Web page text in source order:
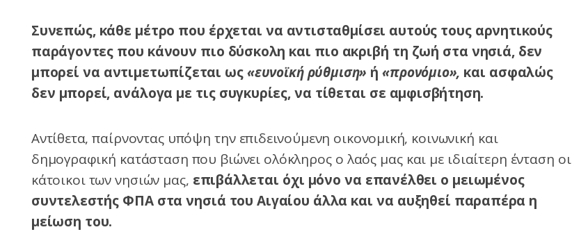
Συνεπώς, κάθε μέτρο που έρχεται να αντισταθμίσει αυτούς τους αρνητικούς
παράγοντες που κάνουν πιο δύσκολη και πιο ακριβή τη ζωή στα νησιά, δεν
μπορεί να αντιμετωπίζεται ως«ευνοϊκή ρύθμιση» ή«προνόμιο», και ασφαλώς
δεν μπορεί, ανάλογα με τις συγκυρίες, να τίθεται σε αμφισβήτηση.
Αντίθετα, παίρνοντας υπόψη την επιδεινούμενη οικονομική, κοινωνική και
δημογραφική κατάσταση που βιώνει ολόκληρος ο λαός μας και με ιδιαίτερη ένταση οι
κάτοικοι των νησιών μας, επιβάλλεται όχι μόνο να επανέλθει ο μειωμένος
συντελεστής ΦΠΑ στα νησιά του Αιγαίου άλλα και να αυξηθεί παραπέρα η
μείωση του.